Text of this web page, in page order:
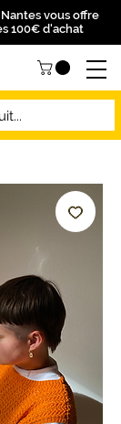
vous offre
100€ d'achat